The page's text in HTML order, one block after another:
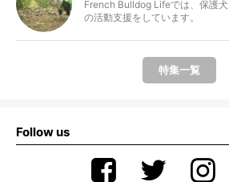
French Bulldog Lifeでは、保護
の活動支援をしています。
特集一覧
Follow us